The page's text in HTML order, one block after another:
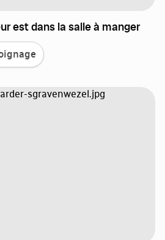
est dans la salle à manger